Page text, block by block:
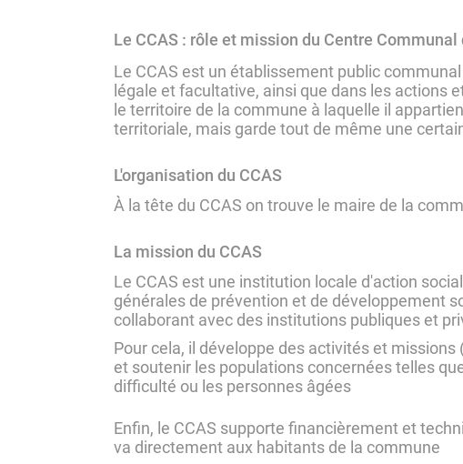
Le CCAS : rôle et mission du Centre
Le CCAS est un établissement public
légale et facultative, ainsi que dans les actions
le territoire de la commune à laquelle il
territoriale, mais garde tout de même une
L'organisation du CCAS
À la tête du CCAS on trouve le maire de la
La mission du CCAS
Le CCAS est une institution locale d'action
générales de prévention et de développement
collaborant avec des institutions publiques et
Pour cela, il développe des activités et
et soutenir les populations concernées telles
difficulté ou les personnes âgées
Enfin, le CCAS supporte financièrement et
va directement aux habitants de la commune